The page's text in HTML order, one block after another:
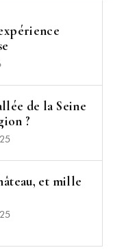
de la Seine
?
et mille